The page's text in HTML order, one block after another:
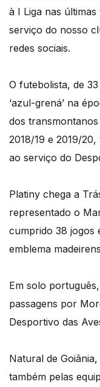
à I Liga nas
serviço do nosso
redes sociais.
O futebolista, de
‘azul-grená’ na
dos
2018/19 e 2019/
ao serviço do
Platiny chega a
representado o
cumprido 38 jogos
emblema
Em solo
passagens por
Desportivo das
Natural de
também pelas